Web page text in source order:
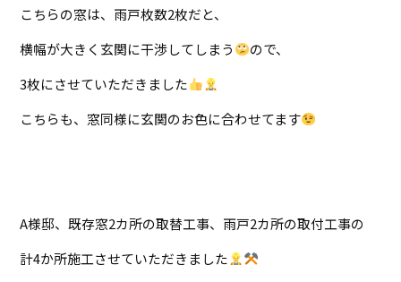
こちらの窓は、雨戸枚数2枚だと、
横幅が大きく玄関に干渉してしまう
ので、
3枚にさせていただきました
こちらも、窓同様に玄関のお色に合わせてます
A様邸、既存窓2カ所の取替工事、雨戸2カ所の取付工事の
計4か所施工させていただきました